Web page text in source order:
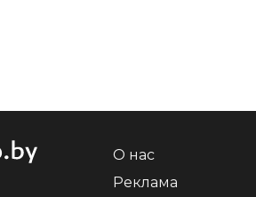
О нас
Реклама